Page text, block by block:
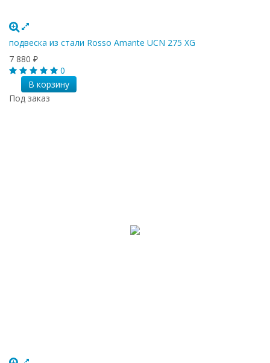
подвеска из стали Rosso Amante UCN 275 XG
7 880 ₽
0
В корзину
Под заказ